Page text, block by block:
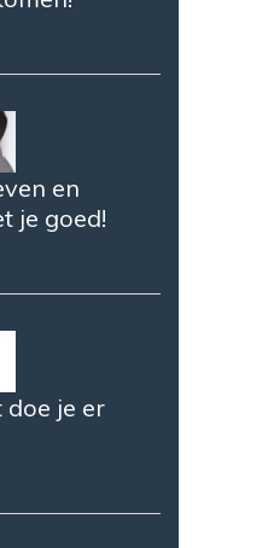
en
je goed!
doe je er